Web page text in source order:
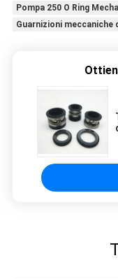
Pompa 250 O Ring
Guarnizioni meccaniche